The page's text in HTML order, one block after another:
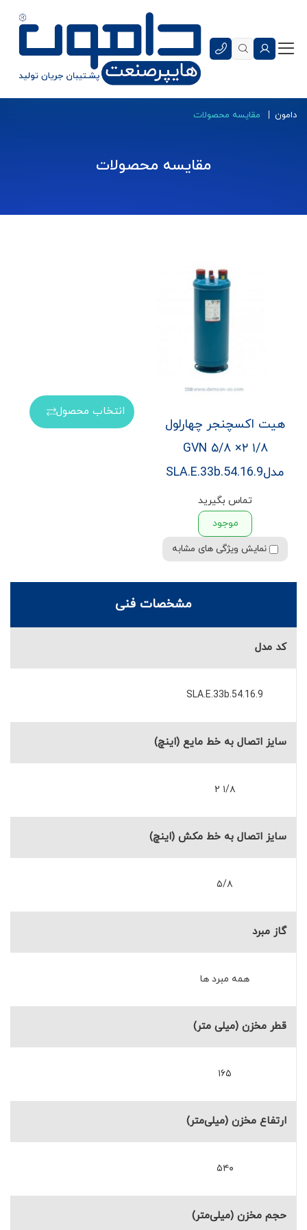
دامون مقایسه محصولات
مقایسه محصولات
هیت اکسچنجر چهارلول
۱/۸ ۲× ۵/۸ GVN
مدلSLA.E.33b.54.16.9
تماس بگیرید
موجود
نمایش ویژگی های مشابه
انتخاب محصول
مشخصات فنی
کد مدل
SLA.E.33b.54.16.9
سایز اتصال به خط مایع (اینچ)
۱/۸ ۲
سایز اتصال به خط مکش (اینچ)
۵/۸
گاز مبرد
همه مبرد ها
قطر مخزن (میلی متر)
۱۶۵
ارتفاع مخزن (میلی‌متر)
۵۴۰
حجم مخزن (میلی‌متر)